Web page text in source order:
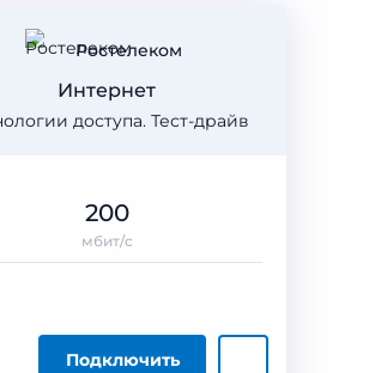
Ростелеком
доступа. Тест-драйв
Интернет
Подключить
200
мбит/с